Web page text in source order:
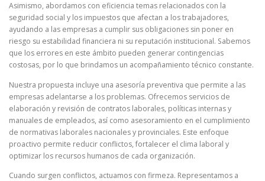
Asimismo, abordamos con eficiencia temas relacionados con la
seguridad social y los impuestos que afectan a los trabajadores,
ayudando a las empresas a cumplir sus obligaciones sin poner en
riesgo su estabilidad financiera ni su reputación institucional. Sabemos
que los errores en este ámbito pueden generar contingencias
costosas, por lo que brindamos un acompañamiento técnico constante.
Nuestra propuesta incluye una asesoría preventiva que permite a las
empresas adelantarse a los problemas. Ofrecemos servicios de
elaboración y revisión de contratos laborales, políticas internas y
manuales de empleados, así como asesoramiento en el cumplimiento
de normativas laborales nacionales y provinciales. Este enfoque
proactivo permite reducir conflictos, fortalecer el clima laboral y
optimizar los recursos humanos de cada organización.
Cuando surgen conflictos, actuamos con firmeza. Representamos a